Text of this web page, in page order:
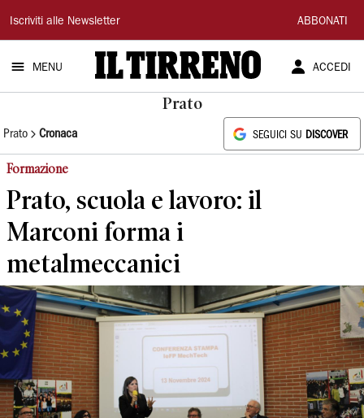
Il
Tirreno
Iscriviti alle Newsletter ABBONATI
MENU ACCEDI
Prato
Prato Cronaca SEGUICI SU DISCOVER
Formazione
Prato, scuola e lavoro: il
Marconi forma i
metalmeccanici